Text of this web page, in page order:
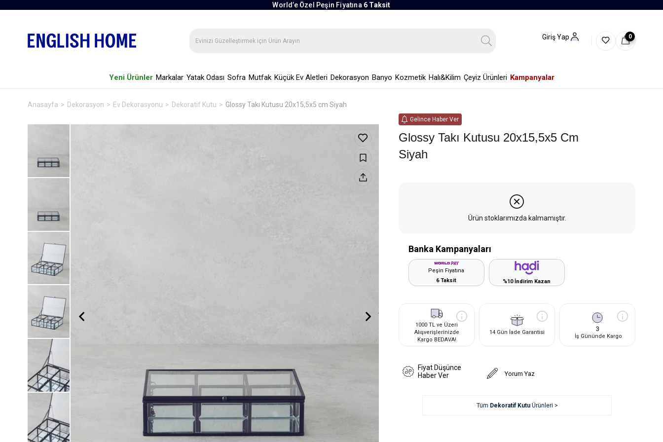
World’e Özel Peşin Fiyatına 6 Taksit
Giriş Yap 0
Yeni Ürünler Markalar Yatak Odası Sofra Mutfak Küçük Ev Aletleri Dekorasyon Banyo Kozmetik Halı&Kilim Çeyiz Ürünleri Kampanyalar
Anasayfa Dekorasyon Ev Dekorasyonu Dekoratif Kutu Glossy Takı Kutusu 20x15,5x5 cm Siyah
Gelince Haber Ver
Glossy Takı Kutusu 20x15,5x5 Cm
Siyah
Ürün stoklarımızda kalmamıştır.
Banka Kampanyaları
Peşin Fiyatına
6 Taksit
%10 İndirim Kazan
1000 TL ve Üzeri
Alışverişlerinizde
Kargo BEDAVA!
14 Gün İade Garantisi 3
İş Gününde Kargo
Fiyat Düşünce
Haber Ver
Yorum Yaz
Tüm Dekoratif KutuÜrünleri >